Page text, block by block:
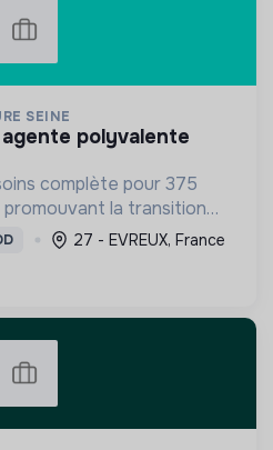
SEINE
complète pour 375
la transition
HQE, la biomasse, et
et la transition sociale
27 - EVREUX, France